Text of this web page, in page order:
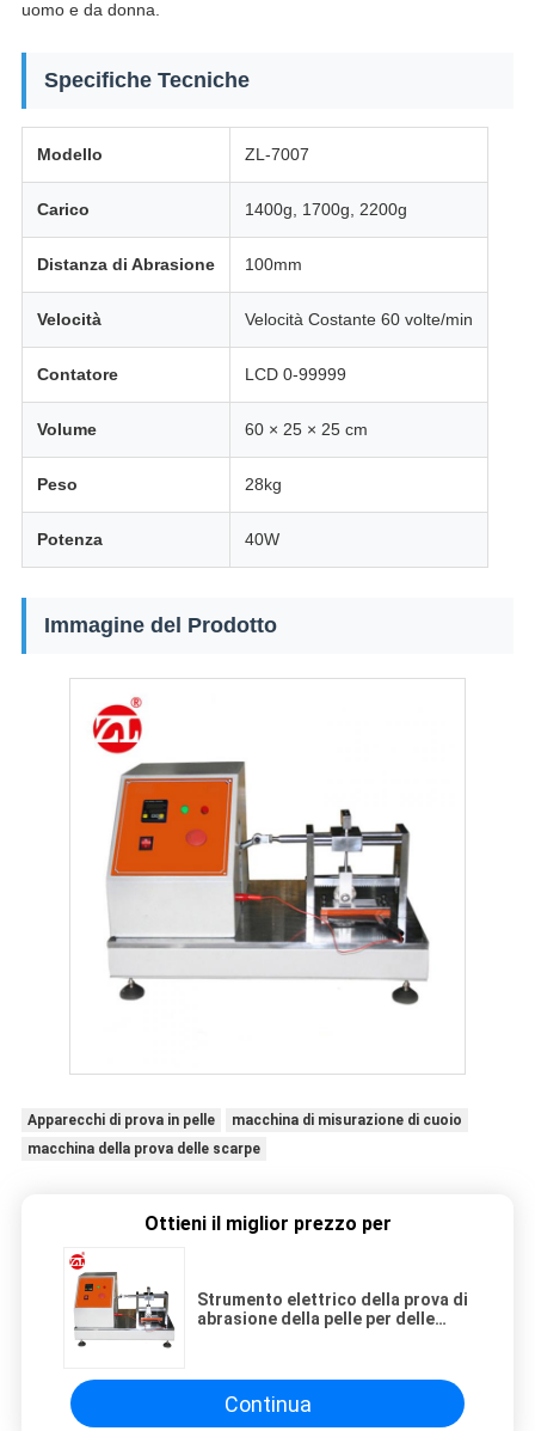
uomo e da donna.
Specifiche Tecniche
Modello ZL-7007
Carico 1400g, 1700g, 2200g
Distanza di Abrasione 100mm
Velocità Velocità Costante 60 volte/min
Contatore LCD 0-99999
Volume 60 × 25 × 25 cm
Peso 28kg
Potenza 40W
Immagine del Prodotto
Apparecchi di prova in pelle
macchina di misurazione di cuoio
macchina della prova delle scarpe
Ottieni il miglior prezzo per
Strumento elettrico della prova di
abrasione della pelle per delle
Continua